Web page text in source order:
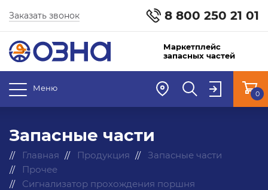
8 800 250 21 01
Заказать звонок
Маркетплейс
запасных частей
Меню
0
Запасные части
Главная Продукция
Запасные части
Прочее
Сигнализатор прохождения поршня